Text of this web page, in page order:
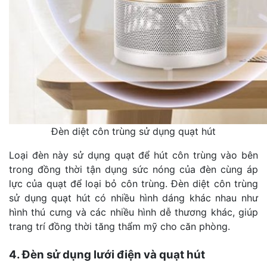
Đèn diệt côn trùng sử dụng quạt hút
Loại đèn này sử dụng quạt để hút côn trùng vào bên
trong đồng thời tận dụng sức nóng của đèn cùng áp
lực của quạt để loại bỏ côn trùng. Đèn diệt côn trùng
sử dụng quạt hút có nhiều hình dáng khác nhau như
hình thú cưng và các nhiều hình dễ thương khác, giúp
trang trí đồng thời tăng thẩm mỹ cho căn phòng.
4. Đèn sử dụng lưới điện và quạt hút